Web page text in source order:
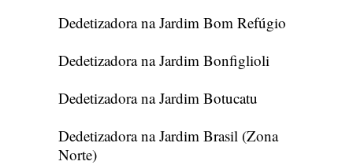
Dedetizadora na Jardim Bom Refúgio
Dedetizadora na Jardim Bonfiglioli
Dedetizadora na Jardim Botucatu
Dedetizadora na Jardim Brasil (Zona
Norte)